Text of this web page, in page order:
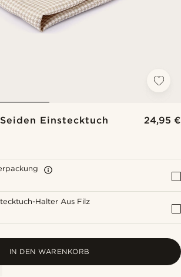
Einstecktuch 24,95 €
Halter Aus Filz
IN DEN WARENKORB